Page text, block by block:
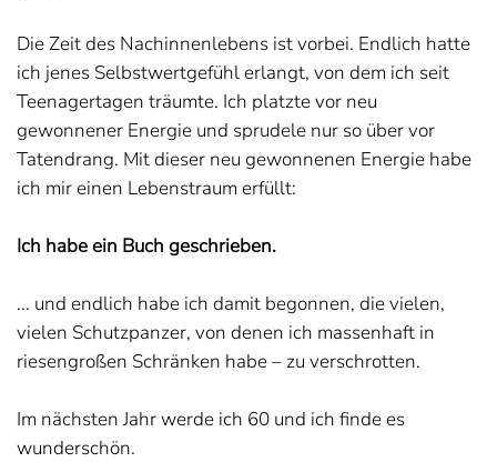
Die Zeit des Nachinnenlebens ist vorbei. Endlich hatte
ich jenes Selbstwertgefühl erlangt, von dem ich seit
Teenagertagen träumte. Ich platzte vor neu
gewonnener Energie und sprudele nur so über vor
Tatendrang. Mit dieser neu gewonnenen Energie habe
ich mir einen Lebenstraum erfüllt:
Ich habe ein Buch geschrieben.
... und endlich habe ich damit begonnen, die vielen,
vielen Schutzpanzer, von denen ich massenhaft in
riesengroßen Schränken habe – zu verschrotten.
Im nächsten Jahr werde ich 60 und ich finde es
wunderschön.